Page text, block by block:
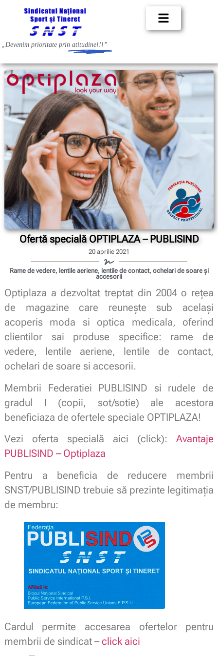
„Devenim prioritate prin atitudine!!!”
Ofertă specială OPTIPLAZA – PUBLISIND
20 aprilie 2021
Rame de vedere, lentile aeriene, lentile de contact, ochelari de soare și
accesorii
Optiplaza a dezvoltat treptat din 2004 o rețea
de magazine care reunește sub același
acoperis moda si optica medicala, oferind
clientilor sai produse specifice: rame de
vedere, lentile aeriene, lentile de contact,
ochelari de soare si accesorii.
Membrii Federatiei PUBLISIND si rudele de
gradul I (copii, sot/sotie) ale acestora
beneficiaza de ofertele speciale OPTIPLAZA!
Vezi oferta specială aici (click):Avantaje
PUBLISIND – Optiplaza
Pentru a beneficia de reducere membrii
SNST/PUBLISIND trebuie să prezinte legitimaţia
de membru:
Cardul permite accesarea ofertelor pentru
membrii de sindicat –click aici